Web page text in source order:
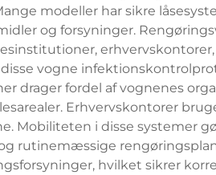
modeller har sikre
og forsyninger.
vogne
drager fordel af vognenes
Erhvervskontorer
Mobiliteten i disse systemer
rutinemæssige
hvilket sikrer